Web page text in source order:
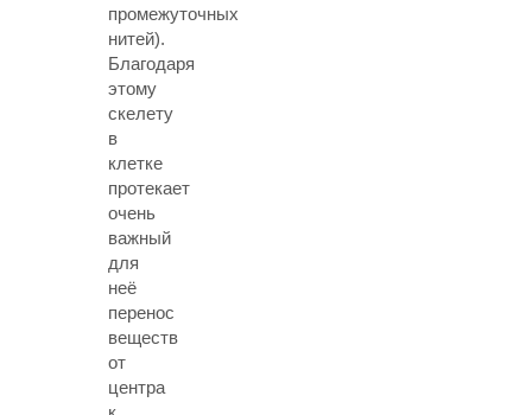
промежуточных
нитей).
Благодаря
этому
скелету
в
клетке
протекает
очень
важный
для
неё
перенос
веществ
от
центра